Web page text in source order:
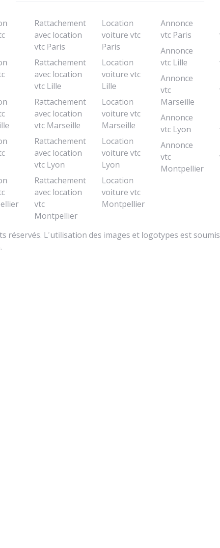
Rattachement
avec location
vtc Paris
Rattachement
avec location
vtc Lille
Rattachement
avec location
vtc Marseille
Rattachement
avec location
vtc Lyon
Rattachement
avec location
vtc
Montpellier
Location
voiture vtc
Paris
Location
voiture vtc
Lille
Location
voiture vtc
Marseille
Location
voiture vtc
Lyon
Location
voiture vtc
Montpellier
Annonce
vtc Paris
Annonce
vtc Lille
Annonce
vtc
Marseille
Annonce
vtc Lyon
Annonce
vtc
Montpellier
réservés. L'utilisation des images et logotypes est